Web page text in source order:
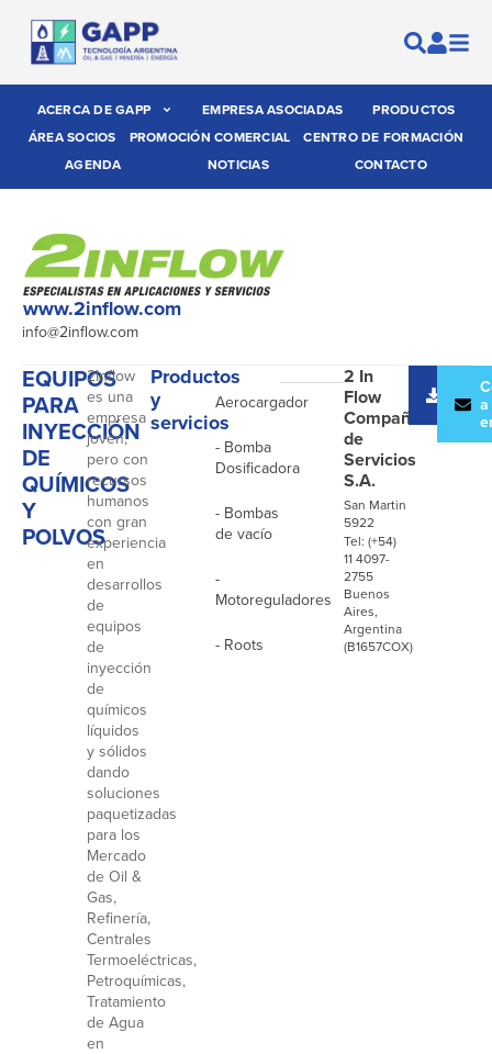
ACERCA DE GAPP EMPRESA ASOCIADAS
PRODUCTOS
ÁREA SOCIOS
PROMOCIÓN COMERCIAL
CENTRO DE FORMACIÓN
AGENDA
NOTICIAS CONTACTO
www.2inflow.com
info@2inflow.com
EQUIPOS
PARA
INYECCIÓN
DE
QUÍMICOS
Y
POLVOS
2Inflow
es una
empresa
joven,
pero con
recursos
humanos
con gran
experiencia
en
desarrollos
de
equipos
de
inyección
de
químicos
líquidos
y sólidos
dando
soluciones
paquetizadas
para los
Mercado
de Oil &
Gas,
Refinería,
Centrales
Termoeléctricas,
Petroquímicas,
Tratamiento
de Agua
en
Productos
y
servicios
-
Aerocargador
- Bomba
Dosificadora
- Bombas
de vacío
-
Motoreguladores
- Roots
2 In
Flow
Compañía
de
Servicios
S.A.
San Martin
5922
Tel: (+54)
11 4097-
2755
Buenos
Aires,
Argentina
(B1657COX)